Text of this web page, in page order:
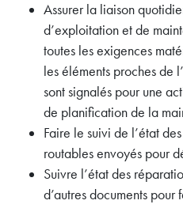
Assurer la liaison
d’exploitation et de
toutes les exigences
les éléments proches de
sont signalés pour une
de planification de la
Faire le suivi de l’état
routables envoyés pour
Suivre l’état des
d’autres documents